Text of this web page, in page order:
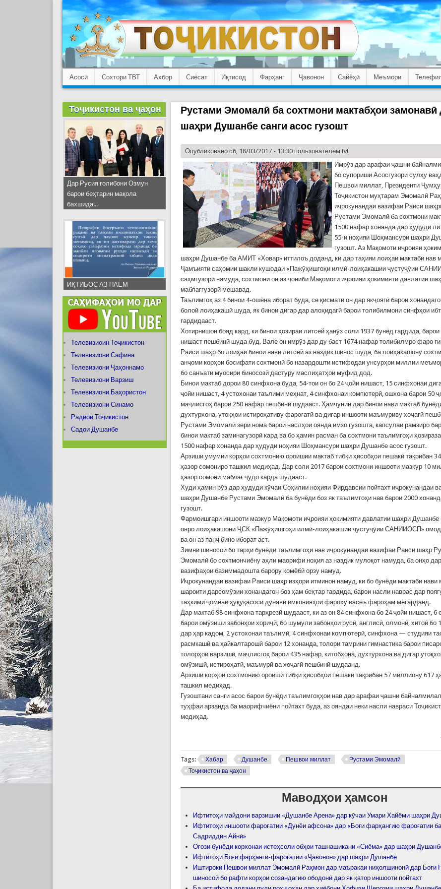
Асосӣ Сохтори ТВТ Ахбор Сиёсат Иқтисод Фарҳанг Ҷавонон Сайёҳӣ Меъмори
Рустами Эмомалӣ ба сохтмони мактабҳои замонавӣ
шаҳри Душанбе санги асос гузошт
Опубликовано сб, 18/03/2017 - 13:30 пользователемtvt
Имрӯз дар арафаи ҷашни
бо супориши Асосгузори сулҳу
Пешвои миллат, Президенти
Тоҷикистон муҳтарам Эмомалӣ
иҷрокунандаи вазифаи Раиси
Рустами Эмомалӣ ба сохтмони
1500 нафар хонанда дар ҳудуди
55-и ноҳияи Шоҳмансури шаҳри
гузошт. Аз Мақомоти иҷроияи
шаҳри Душанбе ба АМИТ «Ховар» иттилоъ доданд, ки дар таҳияи лоиҳаи мактаби нав
Ҷамъияти саҳомии шакли кушодаи «Пажӯҳишгоҳи илмӣ-лоиҳакашии ҷустуҷӯии
саҳмгузорӣ намуда, сохтмони он аз ҷониби Мақомоти иҷроияи ҳокимияти давлатии
маблағгузорӣ мешавад.
Таълимгоҳ аз 4 бинои 4-ошёна иборат буда, се қисмати он дар якҷоягӣ барои
болоӣ лоиҳакашӣ шуда, як бинои дигар дар алоҳидагӣ барои толибилмони синфҳои
гардидааст.
Хотирнишон бояд кард, ки бинои ҳозираи литсей ҳанӯз соли 1937 бунёд гардида, барои
нишаст пешбинӣ шуда буд. Вале он имрӯз дар ду баст 1674 нафар толибилмро фаро
Раиси шаҳр бо лоиҳаи бинои нави литсей аз наздик шинос шуда, ба лоиҳакашону
анҷоми корҳои босифати сохтмонӣ бо назардошти истифодаи унсурҳои миллии
бо санъати муосири биносозӣ дастуру маслиҳатҳои муфид дод.
Бинои мактаб дорои 80 синфхона буда, 54-тои он бо 24 ҷойи нишаст, 15 синфхонаи
ҷойи нишаст, 4 устохонаи таълими меҳнат, 4 синфхонаи компютерӣ, ошхона барои 50
маҷлисгоҳ барои 250 нафар пешбинӣ шудааст. Ҳамчунин дар бинои нави мактаб
духтурхона, утоқҳои истироҳативу фароғатӣ ва дигар иншооти маъмуриву хоҷагӣ
Рустами Эмомалӣ зери нома барои наслҳои оянда имзо гузошта, капсулаи рамзиро
бинои мактаб заминагузорӣ кард ва бо ҳамин расман ба сохтмони таълимгоҳи
1500 нафар хонанда дар ҳудуди ноҳияи Шоҳмансури шаҳри Душанбе асос гузошт.
Арзиши умумии корҳои сохтмонию ороишии мактаб тибқи ҳисобҳои пешакӣ тақрибан
ҳазор сомониро ташкил медиҳад. Дар соли 2017 барои сохтмони иншооти мазкур 10
ҳазор сомонӣ маблағ ҷудо карда шудааст.
Худи ҳамин рӯз дар ҳудуди кӯчаи Соҳилии ноҳияи Фирдавсии пойтахт иҷрокунандаи
шаҳри Душанбе Рустами Эмомалӣ ба бунёди боз як таълимгоҳи нав барои 2000
гузошт.
Фармоишгари иншооти мазкур Мақомоти иҷроияи ҳокимияти давлатии шаҳри Душанбе
онро лоиҳакашони ҶСК «Пажӯҳишгоҳи илмӣ-лоиҳакашии ҷустуҷӯии САНИИОСП»
ва он аз панҷ бино иборат аст.
Зимни шиносоӣ бо тарҳи бунёди таълимгоҳи нав иҷрокунандаи вазифаи Раиси шаҳр
Эмомалӣ бо сохтмончиёну аҳли маорифи ноҳия аз наздик мулоқот намуда, ба онҳо
вазифаҳои базиммадошта барору комёбӣ орзу намуд.
Иҷрокунандаи вазифаи Раиси шаҳр изҳори итминон намуд, ки бо бунёди мактаби нави
шароити дарсомӯзии хонандагон боз ҳам беҳтар гардида, барои насли наврас дар
таҳкими ҷомеаи ҳуқуқасоси дунявӣ имконияҳои фароху васеъ фароҳам мегарданд.
Дар мактаб 98 синфхона тарҳрезӣ шудааст, ки аз он 84 синфхона бо 24 ҷойи нишаст, 6
барои омӯзиши забонҳои хориҷӣ, бо шумули забонҳои русӣ, англисӣ, олмонӣ, хитоӣ бо
дар ҳар кадом, 2 устохонаи таълимӣ, 4 синфхонаи компютерӣ, синфхона — студияи
расмкашӣ ва ҳайкалтарошӣ барои 12 хонанда, толори тамрини гимнастика барои
толорҳои варзишӣ, маҷлисгоҳ барои 435 нафар, китобхона, духтурхона ва дигар
омӯзишӣ, истироҳатӣ, маъмурӣ ва хоҷагӣ пешбинӣ шудаанд.
Арзиши корҳои сохтмонию ороишӣ тибқи ҳисобҳои пешакӣ тақрибан 57 миллиону 617
ташкил медиҳад.
Гузоштани санги асос барои бунёди таълимгоҳҳои нав дар арафаи ҷашни
туҳфаи арзанда ба маорифчиёни пойтахт буда, аз ояндаи неки насли навраси
медиҳад.
Tags: Хабар Душанбе Пешвои миллат
Рустами Эмомалӣ
Тоҷикистон ва ҷаҳон
Маводҳои ҳамсон
Ифтитоҳи майдони варзишии «Душанбе Арена» дар кӯчаи Умари Хайёми шаҳри
Ифтитоҳи иншооти фароғатии «Дунёи афсона» дар «Боғи фарҳангию фароғатии
Садриддин Айнӣ»
Оғози бунёди корхонаи истеҳсоли обҳои ташнашикани «Сиёма» дар шаҳри
Ифтитоҳи Боғи фарҳангӣ-фароғатии «Ҷавонон» дар шаҳри Душанбе
Иштироки Пешвои миллат Эмомалӣ Раҳмон дар маъракаи ниҳолшинонӣ дар Боғи
шиносоӣ бо рафти корҳои созандагию ободонӣ дар як қатор иншооти пойтахт
Тоҷикистон ва ҷаҳон
Дар Русия ғолибони Озмун
барои беҳтарин мақола
бахшида...
ИҚТИБОС АЗ ПАЁМ
Телевизиоин Тоҷикистон
Телевизиони Сафина
Телевизиони Ҷаҳоннамо
Телевизиони Варзиш
Телевизиони Баҳористон
Телевизиони Синамо
Радиои Тоҷикистон
Садои Душанбе